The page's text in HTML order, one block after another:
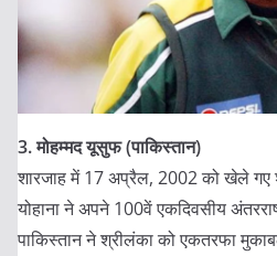
3. मोहम्मद यूसुफ (पाकिस्तान)
शारजाह में 17 अप्रैल, 2002 को खेले
योहाना ने अपने 100वें एकदिवसीय
पाकिस्तान ने श्रीलंका को एकतरफा